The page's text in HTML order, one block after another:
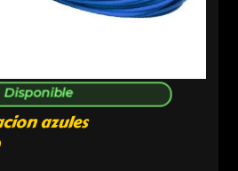
Disponible
azules